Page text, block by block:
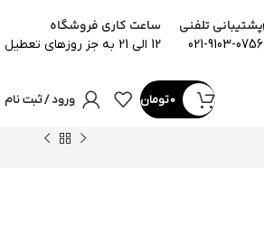
پشتیبانی تلفنی
021-9103-0756
ساعت کاری فروشگاه
12 الی 21 به جز روزهای تعطیل
0تومان ورود / ثبت نام